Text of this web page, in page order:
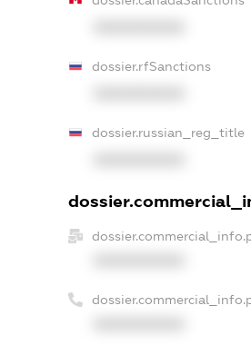
dossier.rfSanctions
dossier.russian_reg_title